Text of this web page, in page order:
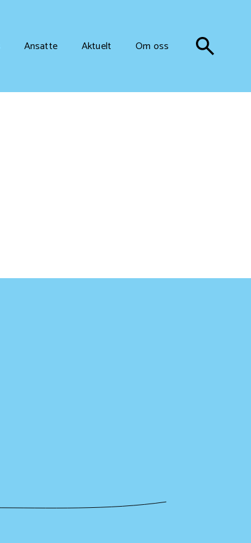
Ansatte Aktuelt Om oss